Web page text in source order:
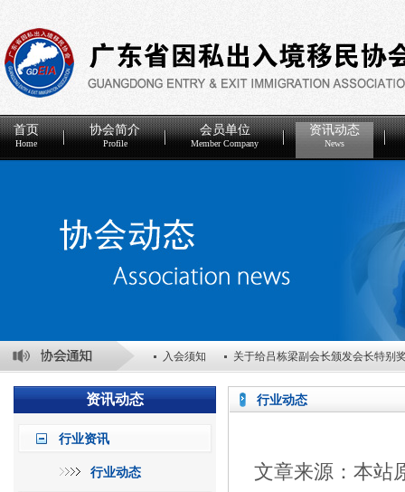
首页
Home
协会简介
Profile
会员单位
Member Company
资讯动态
News
入会须知 关于给吕栋梁副会长颁发会长特别
关于表彰2025年度优秀会员单位的决定 关于
资讯动态
行业资讯
行业动态
行业动态
文章来源：本